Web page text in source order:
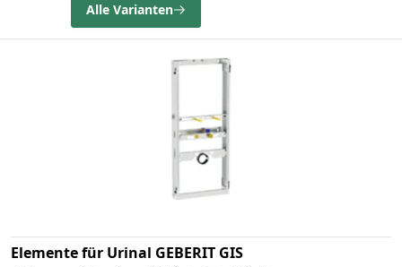
Alle Varianten
Elemente für Urinal GEBERIT GIS